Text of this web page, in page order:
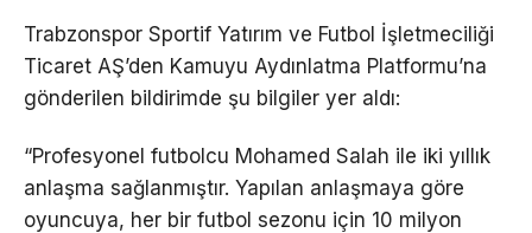
Trabzonspor Sportif Yatırım ve Futbol İşletmeciliği
Ticaret AŞ’den Kamuyu Aydınlatma Platformu’na
gönderilen bildirimde şu bilgiler yer aldı:
“Profesyonel futbolcu Mohamed Salah ile iki yıllık
anlaşma sağlanmıştır. Yapılan anlaşmaya göre
oyuncuya, her bir futbol sezonu için 10 milyon